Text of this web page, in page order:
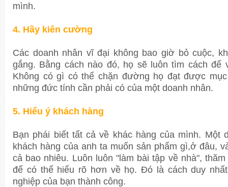
mình.
4. Hãy kiên cường
Các doanh nhân vĩ đại không bao giờ bỏ cuộc,
gắng. Bằng cách nào đó, họ sẽ luôn tìm cách để
Không có gì có thể chặn đường họ đạt được
những đức tính cần phải có của một doanh nhân.
5. Hiểu ý khách hàng
Bạn phái biết tất cả về khác hàng của mình. Một
khách hàng của anh ta muốn sản phẩm gì,ở đâu,
cả bao nhiêu. Luôn luôn "làm bài tập về nhà",
để có thể hiểu rõ hơn về họ. Đó là cách duy
nghiệp của bạn thành công.